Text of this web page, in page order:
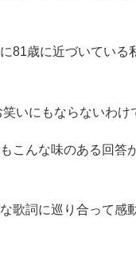
81歳に近づいてい
いにもならないわけ
こんな味のある回
歌詞に巡り合って感